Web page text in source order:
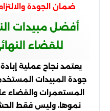
ضمان الجودة
أفضل مبيدات
للقضاء
يعتمد نجاح عملية
جودة المبيدات
المستعمرات والقضاء
نموها، وليس فقط